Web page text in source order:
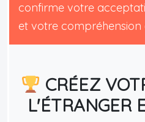
confirme votre
et votre compréhension
CRÉEZ
L'ÉTRANGER